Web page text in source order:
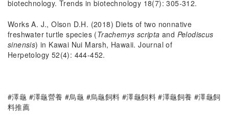
biotechnology. Trends in biotechnology 18(7): 305-312.
Works A. J., Olson D.H. (2018) Diets of two nonnative
freshwater turtle species (Trachemys scripta and Pelodiscus
sinensis) in Kawai Nui Marsh, Hawaii. Journal of
Herpetology 52(4): 444-452.
#澤龜 #澤龜營養 #烏龜 #烏龜飼料 #澤龜飼料 #澤龜飼養 #澤龜飼
料推薦